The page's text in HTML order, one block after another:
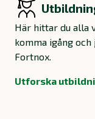
Här hittar du alla
komma igång
Fortnox.
Utforska